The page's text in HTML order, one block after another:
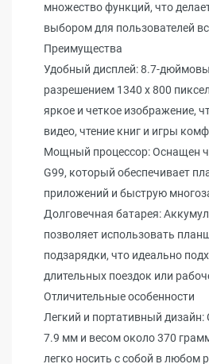
множество функций, что
выбором для пользователей
Преимущества
Удобный дисплей: 8.7-
разрешением 1340 x 800
яркое и четкое изображение,
видео, чтение книг и игры
Мощный процессор: Оснащен
G99, который обеспечивает
приложений и быструю
Долговечная батарея:
позволяет использовать
подзарядки, что идеально
длительных поездок или
Отличительные особенности
Легкий и портативный дизайн:
7.9 мм и весом около 370
легко носить с собой в любом